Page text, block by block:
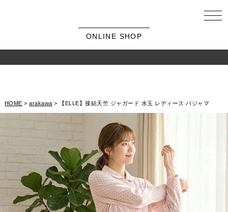
ONLINE SHOP
HOME arakawa 【ELLE】接結天竺 ジャガード 水玉 レディース パジャマ